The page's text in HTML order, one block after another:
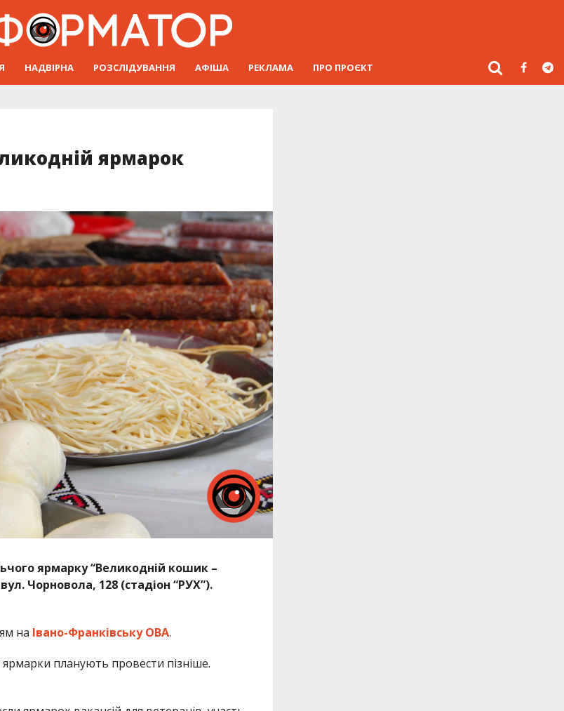
НАДВІРНА РОЗСЛІДУВАННЯ АФІША РЕКЛАМА ПРО ПРОЄКТ
ярмарок
ярмарку “Великодній кошик –
Чорновола, 128 (стадіон “РУХ”).
на Івано-Франківську ОВА.
планують провести пізніше.